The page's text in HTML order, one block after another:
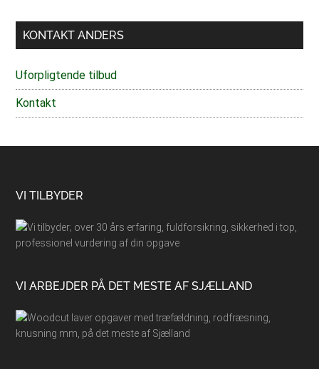
KONTAKT ANDERS
Uforpligtende tilbud
Kontakt
Footer
VI TILBYDER
VI ARBEJDER PÅ DET MESTE AF SJÆLLAND